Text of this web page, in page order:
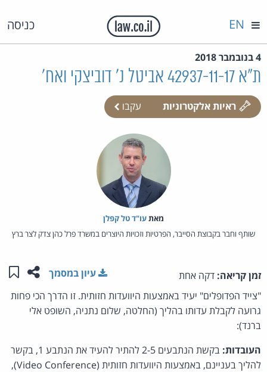
כניסה EN
4 בנובמבר 2018
ת"א 42937-11-17 אביטל נ' דוביצקי ואח'
ראיות אלקטרוניות עקבו
מאת‏עו"ד טל קפלן
שותף וחבר בקבוצת הסייבר, הפרטיות וזכויות היוצרים במשרד פרל כהן צדק לצר ברץ
זמן קריאה: דקה אחת שתפו
עיון במסמך
"צייד הפדופלים" יעיד באמצעות היוועדות חזותית. זו הדרך הכי פחות
גרועה לקבלת עדותו בהליך (החלטה, שלום נתניה, השופט אלי
ברנד):
העובדות:
בקשת הנתבעים 2-5 להתיר להעיד את הנתבע 1, בקשר
להליך בעניינם, באמצעות היוועדות חזותית (Video Conference),